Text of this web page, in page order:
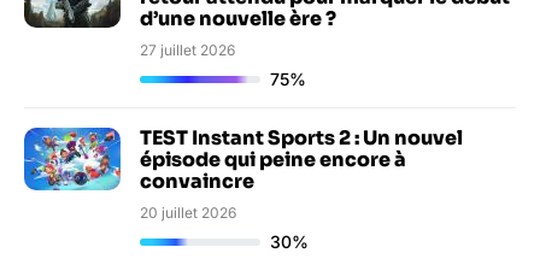
d’une nouvelle ère ?
27 juillet 2026
75%
TEST Instant Sports 2 : Un nouvel
épisode qui peine encore à
convaincre
20 juillet 2026
30%